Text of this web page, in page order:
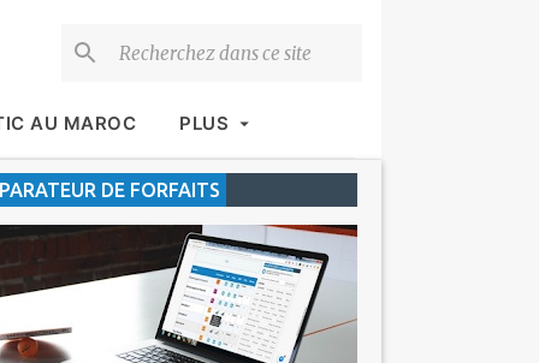
AU MAROC PLUS
DE FORFAITS